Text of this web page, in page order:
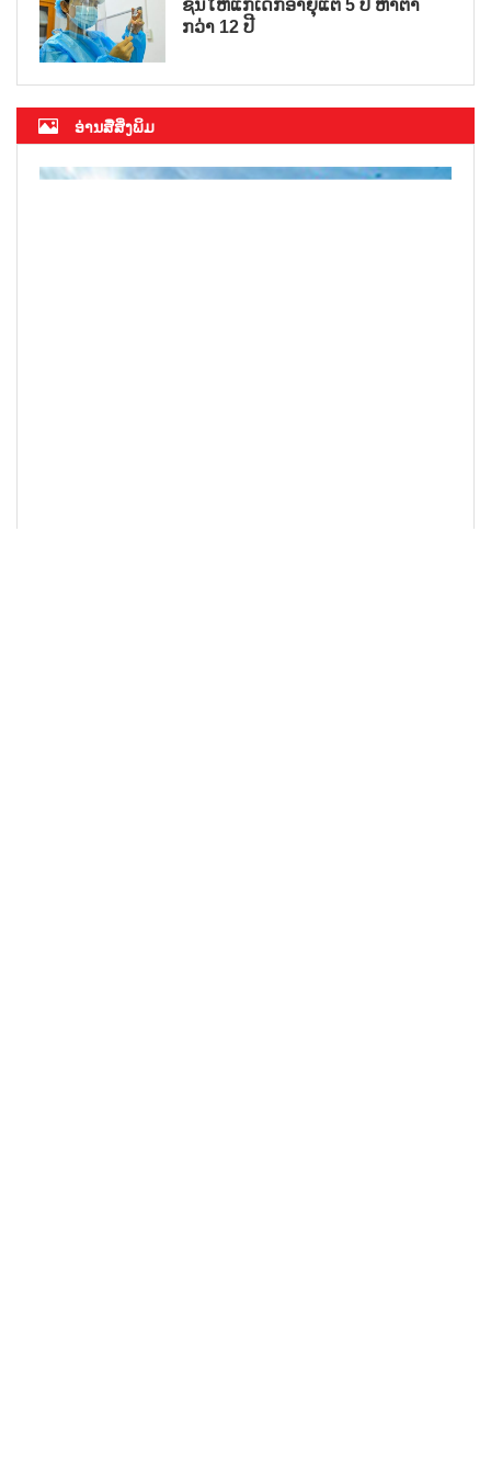
ຊິນໃຫ້ແກ່ເດັກອາຍຸແຕ່ 5 ປີ ຫາຕ່ຳ
ກວ່າ 12 ປີ
ອ່ານສື່ສິ່ງພິມ